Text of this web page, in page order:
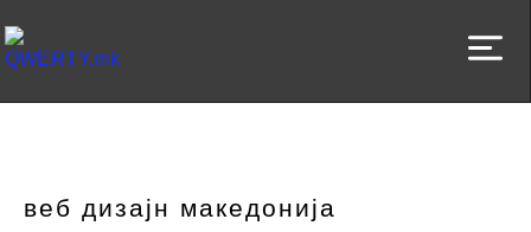
веб дизајн македонија